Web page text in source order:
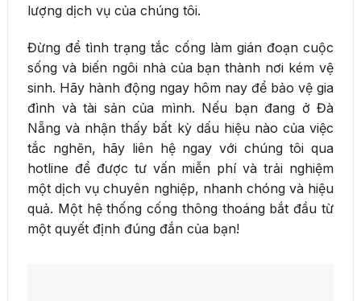
lượng dịch vụ của chúng tôi.
Đừng để tình trạng tắc cống làm gián đoạn cuộc
sống và biến ngôi nhà của bạn thành nơi kém vệ
sinh. Hãy hành động ngay hôm nay để bảo vệ gia
đình và tài sản của mình. Nếu bạn đang ở Đà
Nẵng và nhận thấy bất kỳ dấu hiệu nào của việc
tắc nghẽn, hãy liên hệ ngay với chúng tôi qua
hotline để được tư vấn miễn phí và trải nghiệm
một dịch vụ chuyên nghiệp, nhanh chóng và hiệu
quả. Một hệ thống cống thông thoáng bắt đầu từ
một quyết định đúng đắn của bạn!